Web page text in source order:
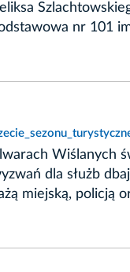
nr 101
Wiślanych
dla służb
miejską, policją